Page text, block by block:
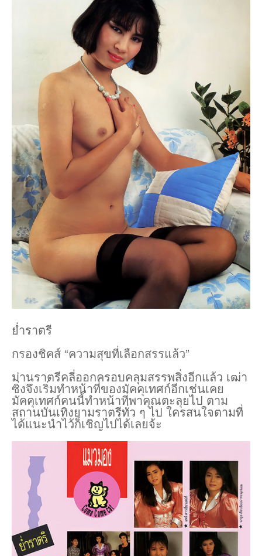
ย่ำราตรี
กรองชิคส์ “ความสุขที่เลือกสรรแล้ว”
ม่านราตรีคลี่ออกครอบคลุมสรรพสิ่งอีกแล้ว เฒ่า
ซิ่งจึงเริ่มทำหน้าที่ของมัคคุเทศก์อีกเช่นเคย
มัคคุเทศก์คนนี้ทำหน้าที่พาคุณตะลุยไป ตาม
สถานบันเทิงยามราตรีทั่ว ๆ ไป ใครสนใจตามที่
ได้แนะนำไว้ก็เชิญไปได้เลยจ้ะ